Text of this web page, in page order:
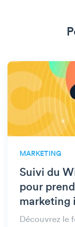
MARKETING
Suivi du
pour
marketing
Découvrez le